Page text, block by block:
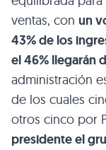
ventas, con un
43% de los
el 46% llegarán
administración
de los cuales
otros cinco por
presidente el